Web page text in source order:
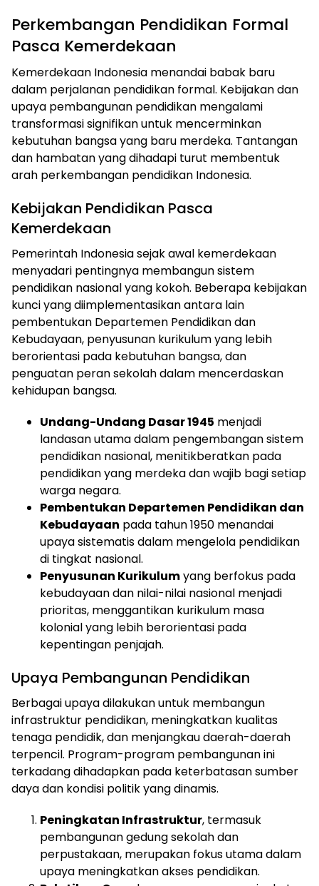
Perkembangan Pendidikan Formal
Pasca Kemerdekaan
Kemerdekaan Indonesia menandai babak baru
dalam perjalanan pendidikan formal. Kebijakan dan
upaya pembangunan pendidikan mengalami
transformasi signifikan untuk mencerminkan
kebutuhan bangsa yang baru merdeka. Tantangan
dan hambatan yang dihadapi turut membentuk
arah perkembangan pendidikan Indonesia.
Kebijakan Pendidikan Pasca
Kemerdekaan
Pemerintah Indonesia sejak awal kemerdekaan
menyadari pentingnya membangun sistem
pendidikan nasional yang kokoh. Beberapa kebijakan
kunci yang diimplementasikan antara lain
pembentukan Departemen Pendidikan dan
Kebudayaan, penyusunan kurikulum yang lebih
berorientasi pada kebutuhan bangsa, dan
penguatan peran sekolah dalam mencerdaskan
kehidupan bangsa.
Undang-Undang Dasar 1945 menjadi
landasan utama dalam pengembangan sistem
pendidikan nasional, menitikberatkan pada
pendidikan yang merdeka dan wajib bagi setiap
warga negara.
Pembentukan Departemen Pendidikan dan
Kebudayaan pada tahun 1950 menandai
upaya sistematis dalam mengelola pendidikan
di tingkat nasional.
Penyusunan Kurikulumyang berfokus pada
kebudayaan dan nilai-nilai nasional menjadi
prioritas, menggantikan kurikulum masa
kolonial yang lebih berorientasi pada
kepentingan penjajah.
Upaya Pembangunan Pendidikan
Berbagai upaya dilakukan untuk membangun
infrastruktur pendidikan, meningkatkan kualitas
tenaga pendidik, dan menjangkau daerah-daerah
terpencil. Program-program pembangunan ini
terkadang dihadapkan pada keterbatasan sumber
daya dan kondisi politik yang dinamis.
Peningkatan Infrastruktur, termasuk
pembangunan gedung sekolah dan
perpustakaan, merupakan fokus utama dalam
upaya meningkatkan akses pendidikan.